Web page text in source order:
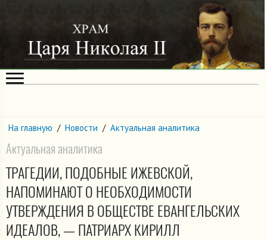
На главную / Новости / Актуальная аналитика
Актуальная аналитика
ТРАГЕДИИ, ПОДОБНЫЕ ИЖЕВСКОЙ,
НАПОМИНАЮТ О НЕОБХОДИМОСТИ
УТВЕРЖДЕНИЯ В ОБЩЕСТВЕ ЕВАНГЕЛЬСКИХ
ИДЕАЛОВ, — ПАТРИАРХ КИРИЛЛ